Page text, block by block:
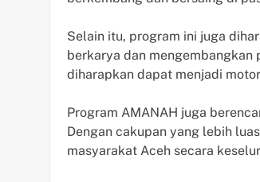
Selain itu, program ini juga
berkarya dan mengembangkan
diharapkan dapat menjadi
Program AMANAH juga
Dengan cakupan yang lebih
masyarakat Aceh secara